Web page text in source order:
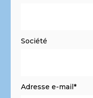
Société
Adresse e-mail*